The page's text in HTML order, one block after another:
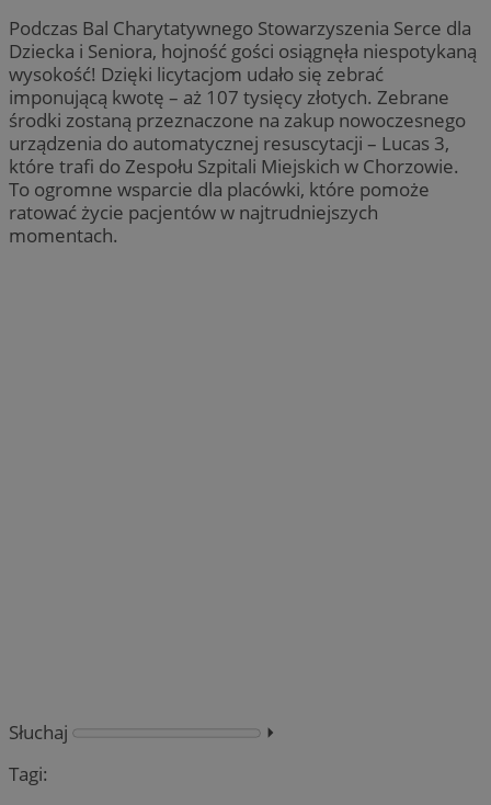
Podczas Bal Charytatywnego Stowarzyszenia Serce dla
Dziecka i Seniora, hojność gości osiągnęła niespotykaną
wysokość! Dzięki licytacjom udało się zebrać
imponującą kwotę – aż 107 tysięcy złotych. Zebrane
środki zostaną przeznaczone na zakup nowoczesnego
urządzenia do automatycznej resuscytacji – Lucas 3,
które trafi do Zespołu Szpitali Miejskich w Chorzowie.
To ogromne wsparcie dla placówki, które pomoże
ratować życie pacjentów w najtrudniejszych
momentach.
Słuchaj
⏵︎
Tagi: